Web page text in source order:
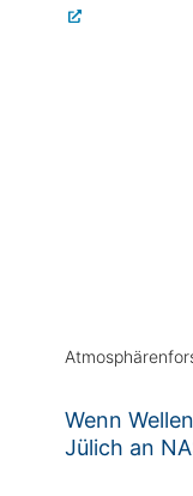
Wenn
Jülich an